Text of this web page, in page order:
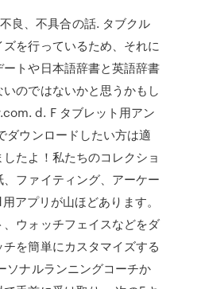
良、不具合の話. タブクル
を行っているため、それに
トや日本語辞書と英語辞書
のではないかと思うかもし
d. F タブレット用アン
ダウンロードしたい方は適
たよ！私たちのコレクショ
ファイティング、アーケー
アプリが山ほどあります。
ウォッチフェイスなどをダ
を簡単にカスタマイズする
ソナルランニングコーチか